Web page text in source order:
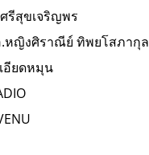
รีสุขเจริญพร
หญิงศิราณีย์ ทิพยโสภากุล
อียดหมุน